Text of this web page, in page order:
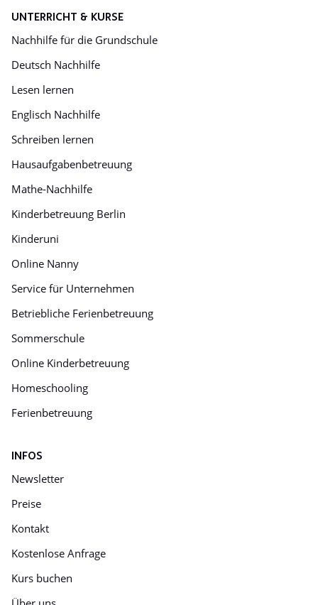
UNTERRICHT & KURSE
Nachhilfe für die Grundschule
Deutsch Nachhilfe
Lesen lernen
Englisch Nachhilfe
Schreiben lernen
Hausaufgabenbetreuung
Mathe-Nachhilfe
Kinderbetreuung Berlin
Kinderuni
Online Nanny
Service für Unternehmen
Betriebliche Ferienbetreuung
Sommerschule
Online Kinderbetreuung
Homeschooling
Ferienbetreuung
INFOS
Newsletter
Preise
Kontakt
Kostenlose Anfrage
Kurs buchen